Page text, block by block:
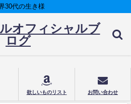
30代の生き様
オフィシャルブ
ログ
欲しいものリスト お問い合わせ